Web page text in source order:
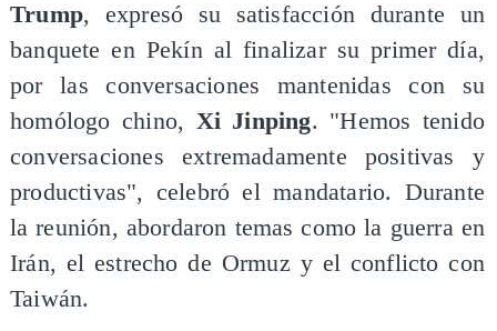
Trump, expresó su satisfacción durante un
banquete en Pekín al finalizar su primer día,
por las conversaciones mantenidas con su
homólogo chino, Xi Jinping. "Hemos tenido
conversaciones extremadamente positivas y
productivas", celebró el mandatario. Durante
la reunión, abordaron temas como la guerra en
Irán, el estrecho de Ormuz y el conflicto con
Taiwán.